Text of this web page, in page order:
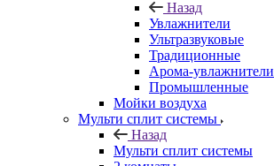
Назад
Увлажнители
Ультразвуковые
Традиционные
Арома-увлажнители
Промышленные
Мойки воздуха
Мульти сплит системы
Назад
Мульти сплит системы